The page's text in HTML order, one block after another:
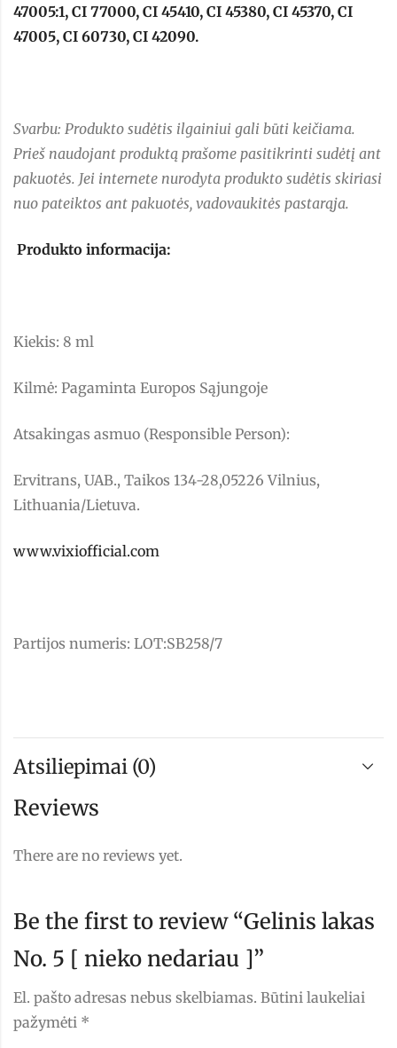
47005:1, CI 77000, CI 45410, CI 45380, CI 45370, CI
47005, CI 60730, CI 42090.
Svarbu: Produkto sudėtis ilgainiui gali būti keičiama.
Prieš naudojant produktą prašome pasitikrinti sudėtį ant
pakuotės. Jei internete nurodyta produkto sudėtis skiriasi
nuo pateiktos ant pakuotės, vadovaukitės pastarąja.
Produkto informacija:
Kiekis: 8 ml
Kilmė: Pagaminta Europos Sąjungoje
Atsakingas asmuo (Responsible Person):
Ervitrans, UAB., Taikos 134-28,05226 Vilnius,
Lithuania/Lietuva.
www.vixiofficial.com
Partijos numeris: LOT:SB258/7
Atsiliepimai (0)
Reviews
There are no reviews yet.
Be the first to review “Gelinis lakas
No. 5 [ nieko nedariau ]”
El. pašto adresas nebus skelbiamas. Būtini laukeliai
pažymėti *